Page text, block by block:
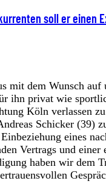
soll er einen
mit dem Wunsch auf
ihn privat wie
Köln verlassen
Schicker (39)
eines
Vertrags und einer
haben wir dem